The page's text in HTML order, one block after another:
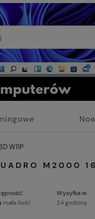
W11P
M2000
mała ilość
Wysyłka w:
24 godziny